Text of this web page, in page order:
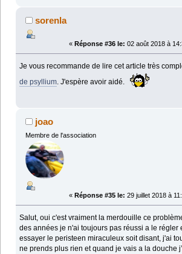
sorenla
« Réponse #36 le: 02 août 2018 à
Je vous recommande de lire cet article très
de psyllium. J'espère avoir aidé.
joao
Membre de l'association
« Réponse #35 le: 29 juillet 2018 à
Salut, oui c'est vraiment la merdouille ce
des années je n'ai toujours pas réussi a le régler
essayer le peristeen miraculeux soit disant, j'ai
ne prends plus rien et quand je vais a la douche